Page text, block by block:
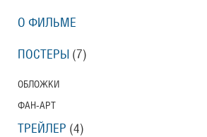
О ФИЛЬМЕ
ПОСТЕРЫ (7)
ОБЛОЖКИ
ФАН-АРТ
ТРЕЙЛЕР (4)